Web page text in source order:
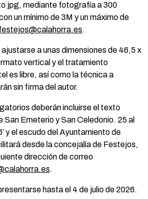
jpg, mediante fotografía a 300
un mínimo de 3M y un máximo de
.
a unas dimensiones de 46,5 x
vertical y el tratamiento
es libre, así como la técnica a
sin firma del autor.
deberán incluirse el texto
San Emeterio y San Celedonio. 25 al
y el escudo del Ayuntamiento de
desde la concejalía de Festejos,
dirección de correo
.
hasta el 4 de julio de 2026.